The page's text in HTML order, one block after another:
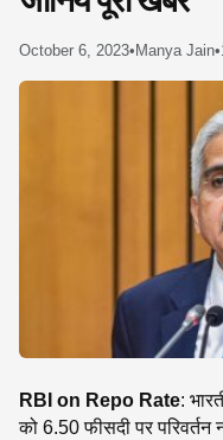
October 6, 2023• Manya Jain•
RBI on Repo Rate:
को 6.50 फीसदी पर